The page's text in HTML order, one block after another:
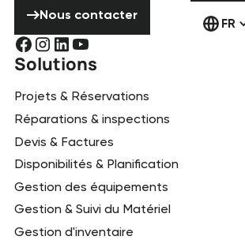
Nous contacter
FR
Solutions
Projets & Réservations
Réparations & inspections
Devis & Factures
Disponibilités & Planification
Gestion des équipements
Gestion & Suivi du Matériel
Gestion d'inventaire